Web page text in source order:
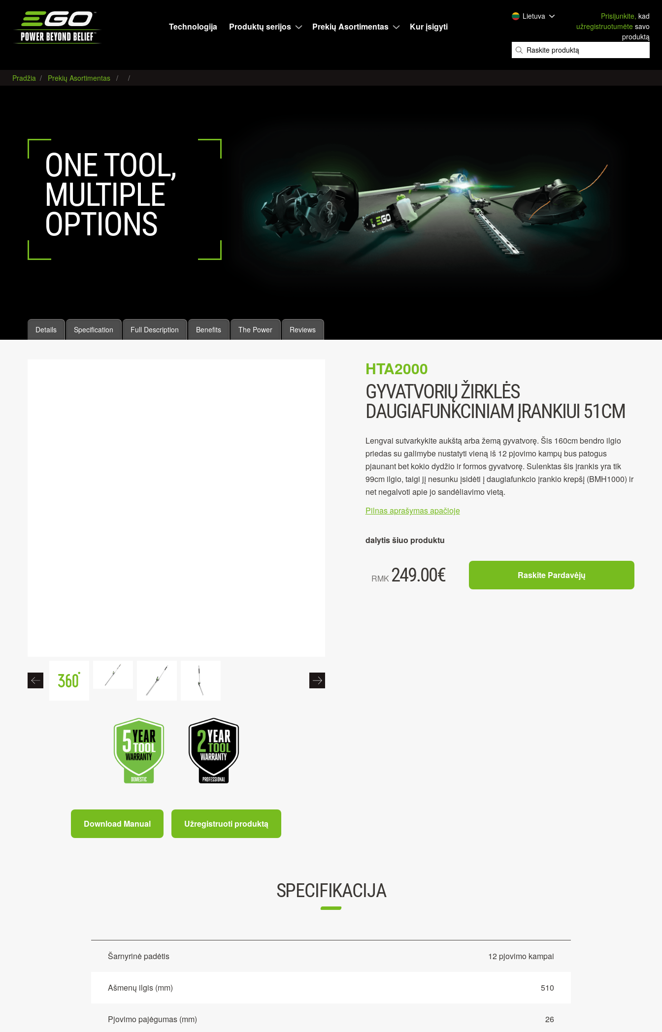
Technologija
Produktų serijos Prekių Asortimentas Kur įsigyti
Lietuva Prisijunkite, kad
užregistruotumėte savo
produktą
Pradžia Prekių Asortimentas
ONE TOOL,
MULTIPLE
OPTIONS
Details Specification Full Description Benefits The Power Reviews
Download Manual Užregistruoti produktą
HTA2000
GYVATVORIŲ ŽIRKLĖS
DAUGIAFUNKCINIAM ĮRANKIUI 51CM
Lengvai sutvarkykite aukštą arba žemą gyvatvorę. Šis 160cm bendro ilgio
priedas su galimybe nustatyti vieną iš 12 pjovimo kampų bus patogus
pjaunant bet kokio dydžio ir formos gyvatvorę. Sulenktas šis įrankis yra tik
99cm ilgio, taigi jį nesunku įsidėti į daugiafunkcio įrankio krepšį (BMH1000) ir
net negalvoti apie jo sandėliavimo vietą.
Pilnas aprašymas apačioje
dalytis šiuo produktu
RMK 249.00€ Raskite Pardavėjų
SPECIFIKACIJA
Šarnyrinė padėtis 12 pjovimo kampai
Ašmenų ilgis (mm) 510
Pjovimo pajėgumas (mm) 26